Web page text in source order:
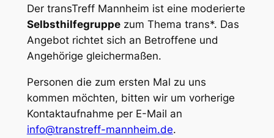
Der transTreff Mannheim ist eine moderierte
Selbsthilfegruppezum Thema trans*. Das
Angebot richtet sich an Betroffene und
Angehörige gleichermaßen.
Personen die zum ersten Mal zu uns
kommen möchten, bitten wir um vorherige
Kontaktaufnahme per E-Mail an
info@transtreff-mannheim.de.